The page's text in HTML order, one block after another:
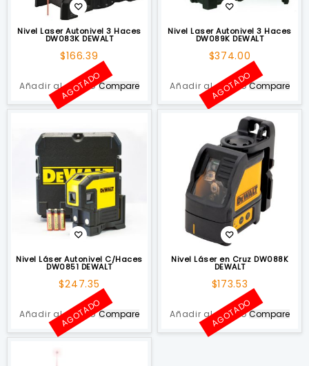
Nivel Laser Autonivel 3 Haces
DW083K DEWALT
$166.39
Añadir al carrito
AGOTADOCompare
Nivel Laser Autonivel 3 Haces
DW089K DEWALT
$374.00
Añadir al carrito
AGOTADOCompare
Nivel Láser Autonivel C/Haces
DW0851 DEWALT
$247.35
Añadir al carrito
AGOTADOCompare
Nivel Láser en Cruz DW088K
DEWALT
$173.53
Añadir al carrito
AGOTADOCompare